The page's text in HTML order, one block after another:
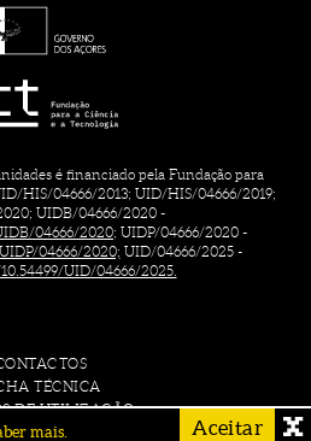
é financiado pela Fundação para
HIS/04666/2013; UID/HIS/04666/2019;
UIDB/04666/2020 -
04666/2020; UIDP/04666/2020 -
04666/2020; UID/04666/2025 -
UID/04666/2025.
TÉCNICA
DE UTILIZAÇÃO
mais. Aceitar